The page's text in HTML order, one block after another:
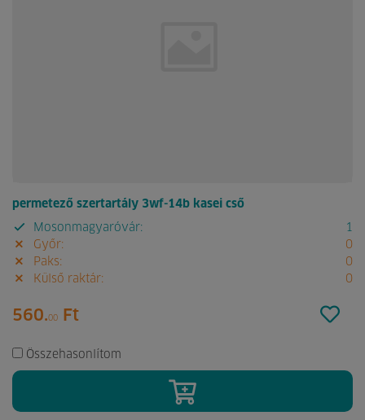
permetező szertartály 3wf-14b kasei cső
Mosonmagyaróvár:
1
Győr:
0
Paks:
0
Külső raktár:
0
560.00 Ft
Összehasonlítom